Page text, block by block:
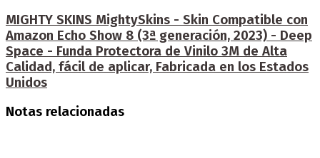
MIGHTY SKINS MightySkins - Skin Compatible con
Amazon Echo Show 8 (3ª generación, 2023) - Deep
Space - Funda Protectora de Vinilo 3M de Alta
Calidad, fácil de aplicar, Fabricada en los Estados
Unidos
Notas relacionadas